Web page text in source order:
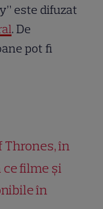
este difuzat
. De
pot fi
Thrones, în
ce filme și
în